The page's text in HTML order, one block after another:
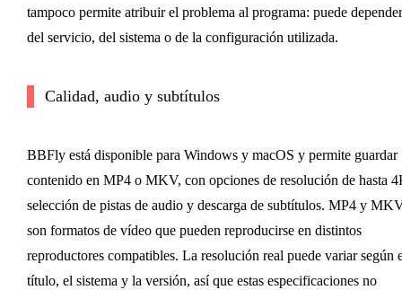
tampoco permite atribuir el problema al programa: puede depender
del servicio, del sistema o de la configuración utilizada.
Calidad, audio y subtítulos
BBFly está disponible para Windows y macOS y permite guardar
contenido en MP4 o MKV, con opciones de resolución de hasta
selección de pistas de audio y descarga de subtítulos. MP4 y
son formatos de vídeo que pueden reproducirse en distintos
reproductores compatibles. La resolución real puede variar según
título, el sistema y la versión, así que estas especificaciones no